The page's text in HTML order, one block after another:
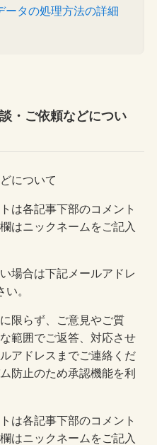
ータの処理方法の詳細
・ご依頼などについ
について
は各記事下部のコメント
はニックネームをご記入
場合は下記メールアドレ
。
限らず、ご意見やご質
範囲でご返答、対応させ
アドレスまでご連絡くだ
防止のため承認機能を利
は各記事下部のコメント
はニックネームをご記入